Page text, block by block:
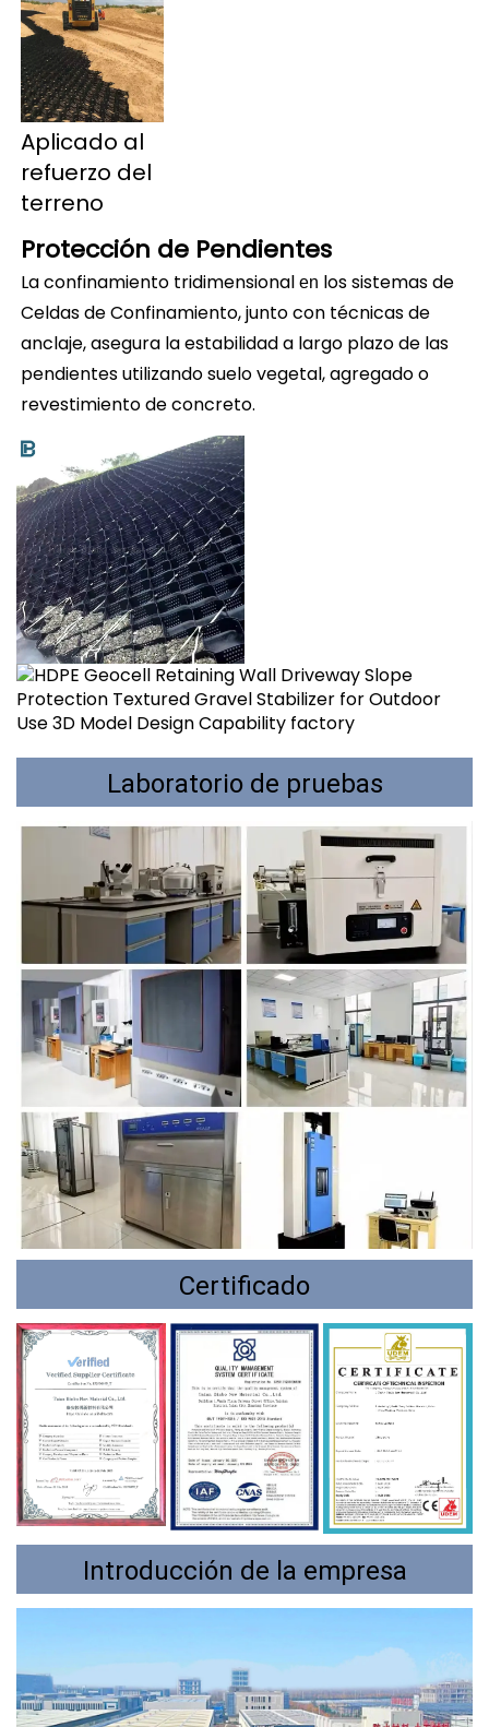
Aplicado al
refuerzo del
terreno
Protección de Pendientes
La confinamiento tridimensional en los sistemas de
Celdas de Confinamiento, junto con técnicas de
anclaje, asegura la estabilidad a largo plazo de las
pendientes utilizando suelo vegetal, agregado o
revestimiento de concreto.
Laboratorio de pruebas
Certificado
Introducción de la empresa